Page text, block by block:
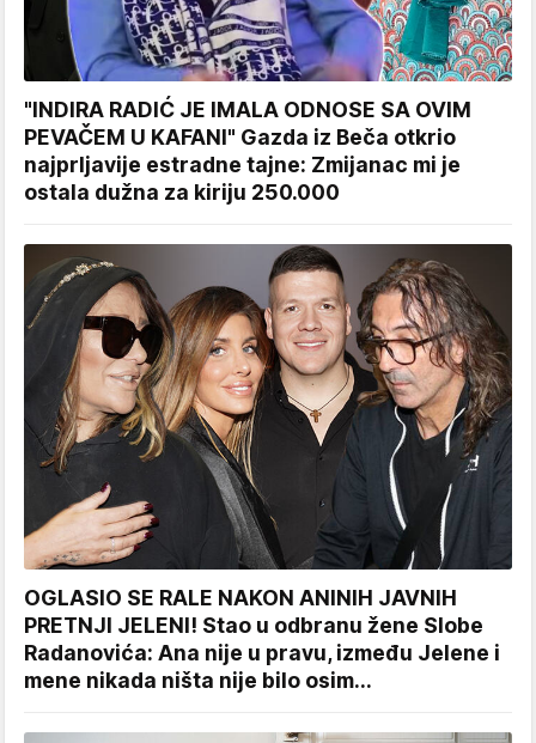
"INDIRA RADIĆ JE IMALA ODNOSE SA OVIM
PEVAČEM U KAFANI" Gazda iz Beča otkrio
najprljavije estradne tajne: Zmijanac mi je
ostala dužna za kiriju 250.000
OGLASIO SE RALE NAKON ANINIH JAVNIH
PRETNJI JELENI! Stao u odbranu žene Slobe
Radanovića: Ana nije u pravu, između Jelene i
mene nikada ništa nije bilo osim...